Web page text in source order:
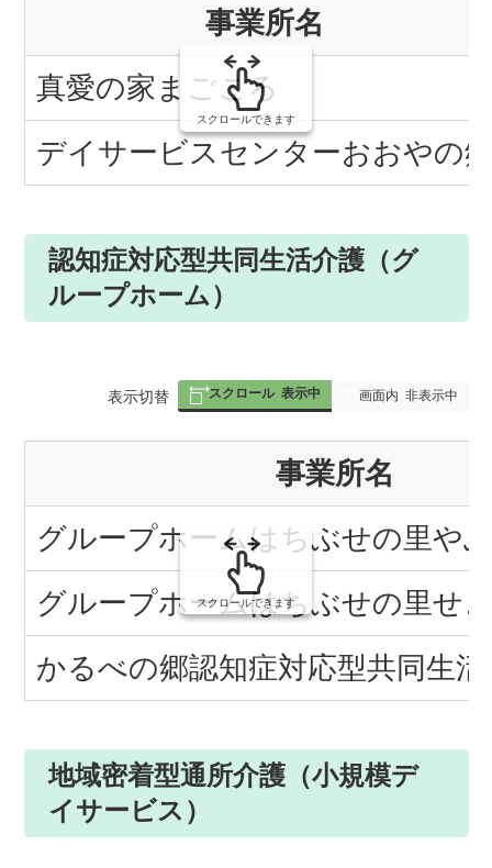
の
事業所名
真愛の家まごころ
デイサービスセンターおおやの
スクロールできます
認知症対応型共同生活介護（グ
ループホーム）
表
組
表示切替 スクロール 表示中 画面内 非表示中
事業所名
グループホームはちぶせの里や
グループホームはちぶせの里せ
かるべの郷認知症対応型共同生
スクロールできます
地域密着型通所介護（小規模デ
イサービス）